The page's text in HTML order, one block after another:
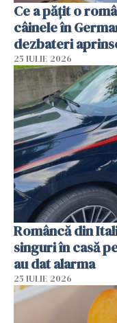
Ce a pățit o
câinele în
dezbateri
25 IULIE 2026
Româncă din
singuri în casă
au dat alarma
25 IULIE 2026